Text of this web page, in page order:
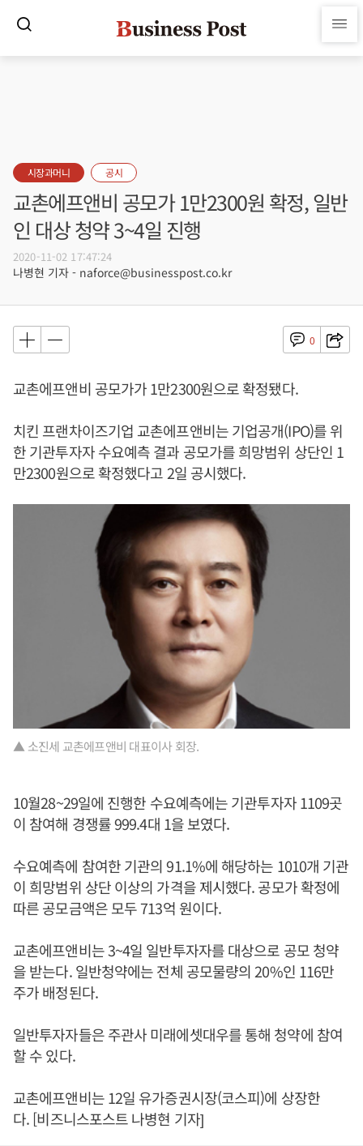
시장과머니 공시
교촌에프앤비 공모가 1만2300원 확정, 일반
인 대상 청약 3~4일 진행
2020-11-02 17:47:24
나병현 기자 - naforce@businesspost.co.kr
0
교촌에프앤비 공모가가 1만2300원으로 확정됐다.
치킨 프랜차이즈기업 교촌에프앤비는 기업공개(IPO)를 위
한 기관투자자 수요예측 결과 공모가를 희망범위 상단인 1
만2300원으로 확정했다고 2일 공시했다.
▲ 소진세 교촌에프앤비 대표이사 회장.
10월28~29일에 진행한 수요예측에는 기관투자자 1109곳
이 참여해 경쟁률 999.4대 1을 보였다.
수요예측에 참여한 기관의 91.1%에 해당하는 1010개 기관
이 희망범위 상단 이상의 가격을 제시했다. 공모가 확정에
따른 공모금액은 모두 713억 원이다.
교촌에프앤비는 3~4일 일반투자자를 대상으로 공모 청약
을 받는다. 일반청약에는 전체 공모물량의 20%인 116만
주가 배정된다.
일반투자자들은 주관사 미래에셋대우를 통해 청약에 참여
할 수 있다.
교촌에프앤비는 12일 유가증권시장(코스피)에 상장한
다. [비즈니스포스트 나병현 기자]